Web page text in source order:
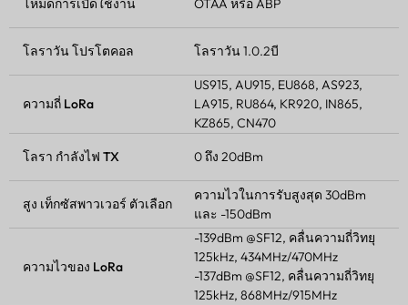
โหมดการเปิดใช้งาน OTAA หรือ ABP
โลราวันโปรโตคอล โลราวัน1.0.2บี
ความถี่ LoRa
US915, AU915, EU868, AS923,
LA915, RU864, KR920, IN865,
KZ865, CN470
โลรา กำลังไฟ TX 0 ถึง 20dBm
สูง เท็กซัสพาวเวอร์ ตัวเลือก
ความไวในการรับสูงสุด 30dBm
และ -150dBm
ความไวของ LoRa
-139dBm @SF12, คลื่นความถี่วิทยุ
125kHz, 434MHz/470MHz
-137dBm @SF12, คลื่นความถี่วิทยุ
125kHz, 868MHz/915MHz